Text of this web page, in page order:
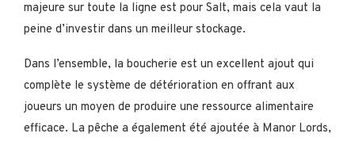
majeure sur toute la ligne est pour Salt, mais cela vaut la
peine d’investir dans un meilleur stockage.
Dans l’ensemble, la boucherie est un excellent ajout qui
complète le système de détérioration en offrant aux
joueurs un moyen de produire une ressource alimentaire
efficace. La pêche a également été ajoutée à Manor Lords,